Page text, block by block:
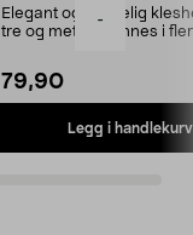
-
Elegant og skikkelig
tre og metall – finnes i
79,90
Legg i handlekurv